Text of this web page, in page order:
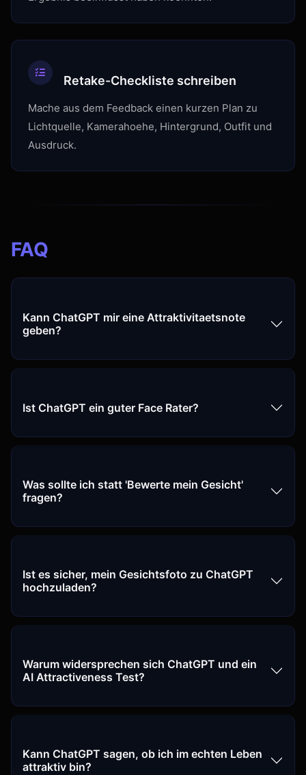
Retake-Checkliste schreiben
Mache aus dem Feedback einen kurzen Plan zu
Lichtquelle, Kamerahoehe, Hintergrund, Outfit und
Ausdruck.
FAQ
Kann ChatGPT mir eine Attraktivitaetsnote
geben?
Ist ChatGPT ein guter Face Rater?
Was sollte ich statt 'Bewerte mein Gesicht'
fragen?
Ist es sicher, mein Gesichtsfoto zu ChatGPT
hochzuladen?
Warum widersprechen sich ChatGPT und ein
AI Attractiveness Test?
Kann ChatGPT sagen, ob ich im echten Leben
attraktiv bin?